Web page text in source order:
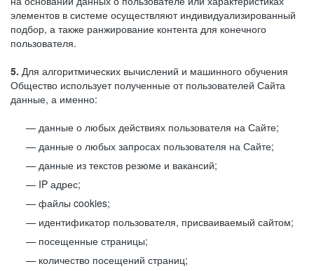
элементов в системе осуществляют индивидуализированный
подбор, а также ранжирование контента для конечного
пользователя.
5. Для алгоритмических вычислений и машинного обучения
Общество использует полученные от пользователей Сайта
данные, а именно:
данные о любых действиях пользователя на Сайте;
данные о любых запросах пользователя на Сайте;
данные из текстов резюме и вакансий;
IP адрес;
файлы cookies;
идентификатор пользователя, присваиваемый сайтом;
посещенные страницы;
количество посещений страниц;